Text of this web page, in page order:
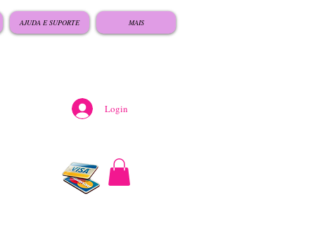
AJUDA E SUPORTE MAIS
Login